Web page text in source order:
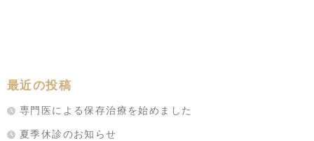
最近の投稿
専門医による保存治療を始めました
夏季休診のお知らせ